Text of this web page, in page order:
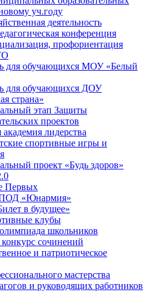
уч.году
деятельность
конференция
профориентация
для обучающихся МОУ «Белый
для обучающихся ДОУ
страна»
этап Защиты
проектов
академия лидерства
спортивные игры и
проект «Будь здоров»
Первых
«Юнармия»
в будущее»
клубы
школьников
сочинений
и патриотическое
мастерства
и руководящих работников